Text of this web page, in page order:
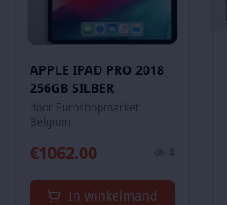
APPLE IPAD PRO 2018
256GB SILBER
door Euroshopmarket
Belgium
€1062.00 4
In winkelmand